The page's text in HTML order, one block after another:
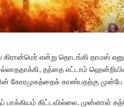
என்று தொடங்கி தாமஸ்
தந்தை எட்டாம்
கோரமுகத்தைக் காண்பதற்கு முன்பே
பாக்கியம் கிட்டவில்லை. முன்னாள்